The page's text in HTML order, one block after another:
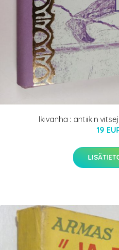
Ikivanha : antiikin
19